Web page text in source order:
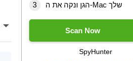
הגן ונקה את ה-Mac שלך
Scan Now
SpyHunter